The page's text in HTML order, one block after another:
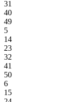
31
40
49
5
14
23
32
41
50
6
15